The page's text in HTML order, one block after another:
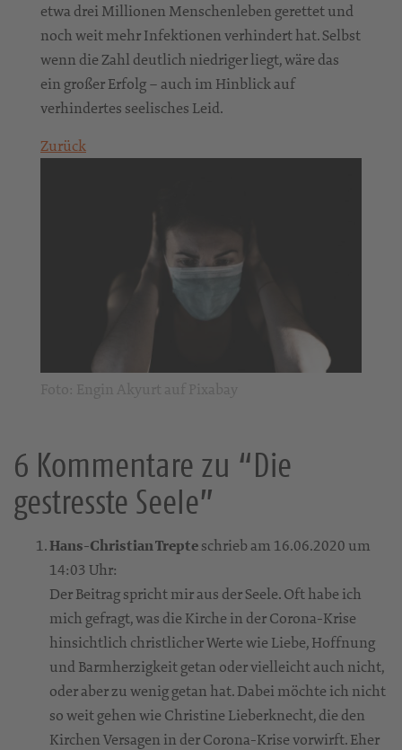
etwa drei Millionen Menschenleben gerettet und
noch weit mehr Infektionen verhindert hat. Selbst
wenn die Zahl deutlich niedriger liegt, wäre das
ein großer Erfolg – auch im Hinblick auf
verhindertes seelisches Leid.
Zurück
6 Kommentare zu “Die
gestresste Seele”
Hans-Christian Trepteschrieb am 16.06.2020 um
14:03 Uhr:
Der Beitrag spricht mir aus der Seele. Oft habe ich
mich gefragt, was die Kirche in der Corona-Krise
hinsichtlich christlicher Werte wie Liebe, Hoffnung
und Barmherzigkeit getan oder vielleicht auch nicht,
oder aber zu wenig getan hat. Dabei möchte ich nicht
so weit gehen wie Christine Lieberknecht, die den
Kirchen Versagen in der Corona-Krise vorwirft. Eher